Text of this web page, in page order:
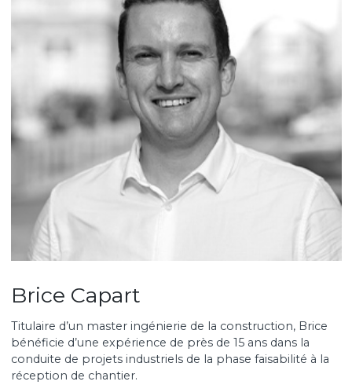
Xavier Boquant
Xavier est un généraliste de l’ingénierie, dont il
tous les enjeux. Il est aussi un spécialiste des projets
d’ingénierie du vignoble, des coopératives et des
récoltants-manipulants.